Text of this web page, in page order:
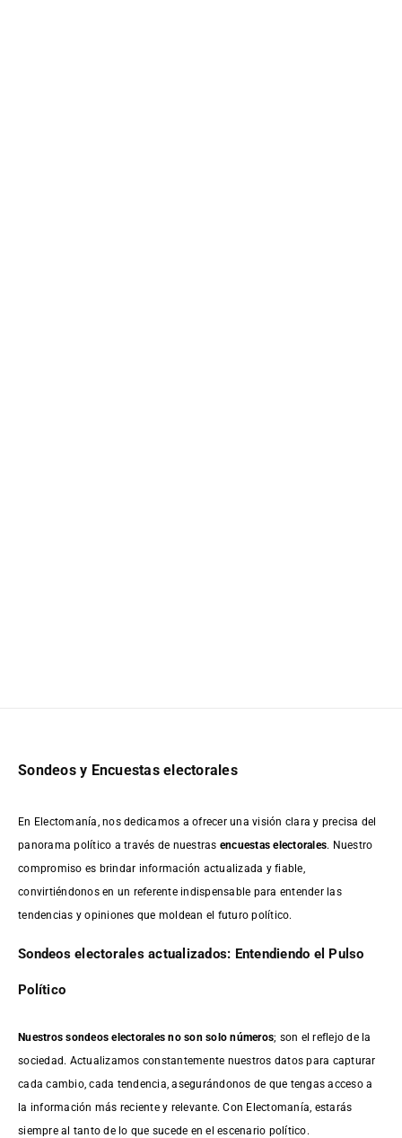
Sondeos y Encuestas electorales
En Electomanía, nos dedicamos a ofrecer una visión clara y precisa del
panorama político a través de nuestras encuestas electorales. Nuestro
compromiso es brindar información actualizada y fiable,
convirtiéndonos en un referente indispensable para entender las
tendencias y opiniones que moldean el futuro político.
Sondeos electorales actualizados: Entendiendo el Pulso
Político
Nuestros sondeos electorales no son solo números; son el reflejo de la
sociedad. Actualizamos constantemente nuestros datos para capturar
cada cambio, cada tendencia, asegurándonos de que tengas acceso a
la información más reciente y relevante. Con Electomanía, estarás
siempre al tanto de lo que sucede en el escenario político.